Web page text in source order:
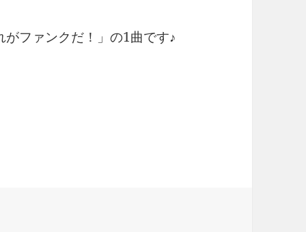
ファンクだ！」の1曲です♪